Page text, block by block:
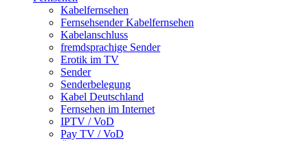
Kabelfernsehen
Fernsehsender Kabelfernsehen
Kabelanschluss
fremdsprachige Sender
Erotik im TV
Sender
Senderbelegung
Kabel Deutschland
Fernsehen im Internet
IPTV / VoD
Pay TV / VoD